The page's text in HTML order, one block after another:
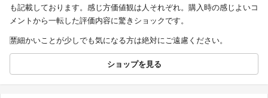
も記載しております。感じ方価値観は人それぞれ。購入時の感じよいコ
メントから一転した評価内容に驚きショックです。
🈲細かいことが少しでも気になる方は絶対にご遠慮ください。
ショップを見る